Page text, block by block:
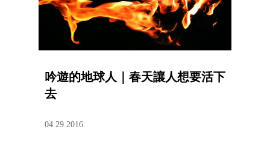
吟遊的地球人｜春天讓人想要活下
去
04.29.2016